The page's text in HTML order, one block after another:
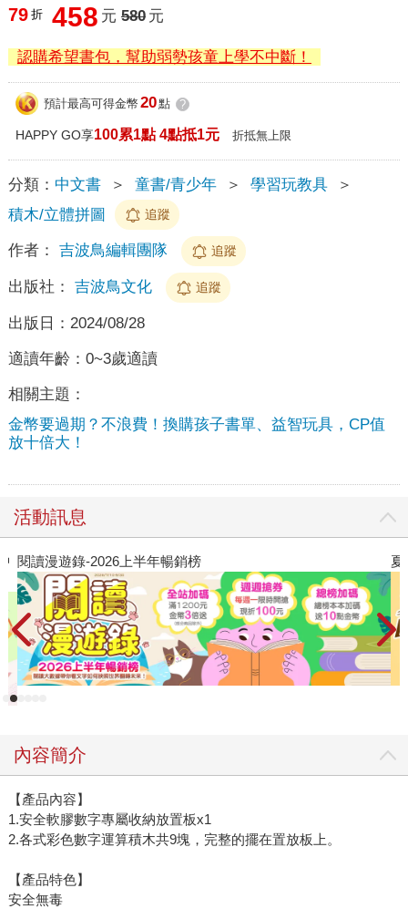
79 折 458 元 580 元
認購希望書包，幫助弱勢孩童上學不中斷！
預計最高可得金幣 20點 ?
HAPPY GO享100累1點 4點抵1元 折抵無上限
分類： 中文書 ＞ 童書/青少年 ＞ 學習玩教具
＞
積木/立體拼圖
追蹤
作者： 吉波鳥編輯團隊 追蹤
出版社： 吉波鳥文化 追蹤
出版日： 2024/08/28
適讀年齡： 0~3歲適讀
相關主題：
金幣要過期？不浪費！換購孩子書單、益智玩具，CP值
放十倍大！
活動訊息
夏日閱讀大冒險
內容簡介
【產品內容】
1.安全軟膠數字專屬收納放置板x1
2.各式彩色數字運算積木共9塊，完整的擺在置放板上。
【產品特色】
安全無毒